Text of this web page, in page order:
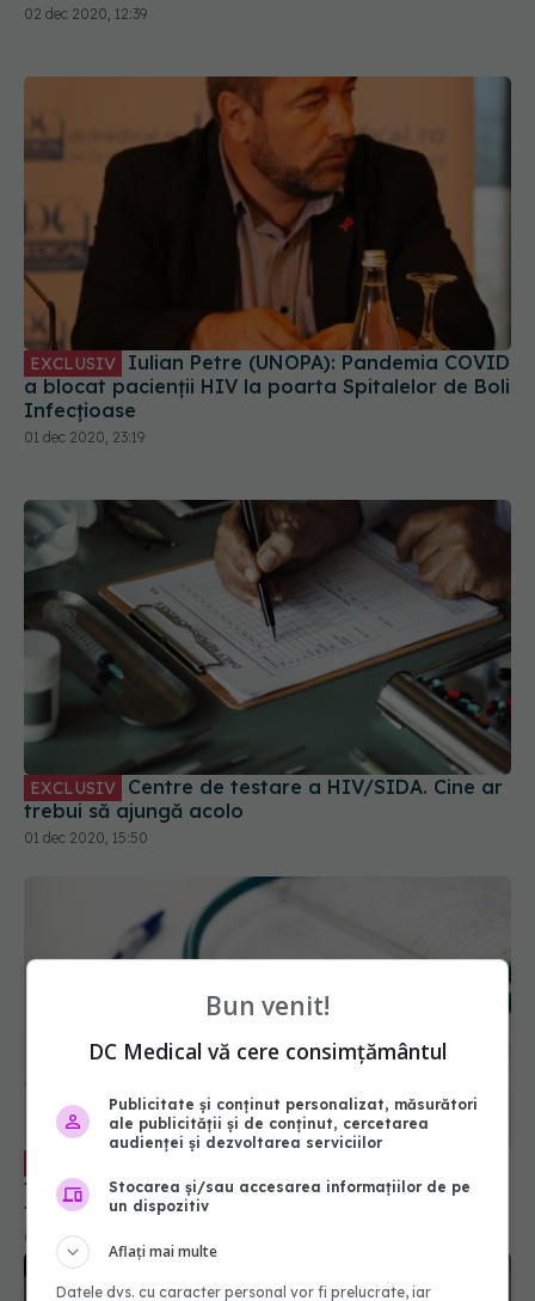
02 dec 2020, 12:39
EXCLUSIV
a blocat pacienții HIV la poarta Spitalelor de Boli
Infecțioase
01 dec 2020, 23:19
EXCLUSIV
trebui să ajungă acolo
01 dec 2020, 15:50
teste de depistare a HIV/SIDA față de anul
trecut
01 dec 2020, 15:29
Bun venit!
DC Medical vă cere consimțământul
Publicitate și conținut personalizat, măsurători
ale publicității și de conținut, cercetarea
audienței și dezvoltarea serviciilor
Stocarea și/sau accesarea informațiilor de pe
un dispozitiv
Aflați mai multe
Datele dvs. cu caracter personal vor fi prelucrate, iar